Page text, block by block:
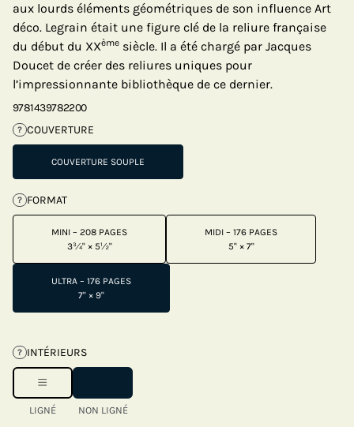
aux lourds éléments géométriques de son influence Art
déco. Legrain était une figure clé de la reliure française
du début du XXème siècle. Il a été chargé par Jacques
Doucet de créer des reliures uniques pour
l’impressionnante bibliothèque de ce dernier.
9781439782200
? COUVERTURE
COUVERTURE SOUPLE
? FORMAT
MINI – 208 PAGES
3¾" × 5½"
MIDI – 176 PAGES
5" × 7"
ULTRA – 176 PAGES
7" × 9"
? INTÉRIEURS
LIGNÉ NON LIGNÉ